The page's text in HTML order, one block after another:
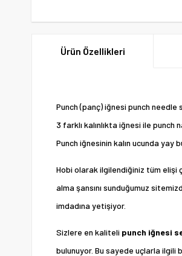
Ürün Özellikleri
Punch (panç) iğnesi punch
3 farklı kalınlıkta iğnesi ile punch
Punch iğnesinin kalın ucunda yay
Hobi olarak ilgilendiğiniz tüm
alma şansını sunduğumuz
imdadına yetişiyor.
Sizlere en kaliteli punch iğnesi
bulunuyor. Bu sayede uçlarla ilgili